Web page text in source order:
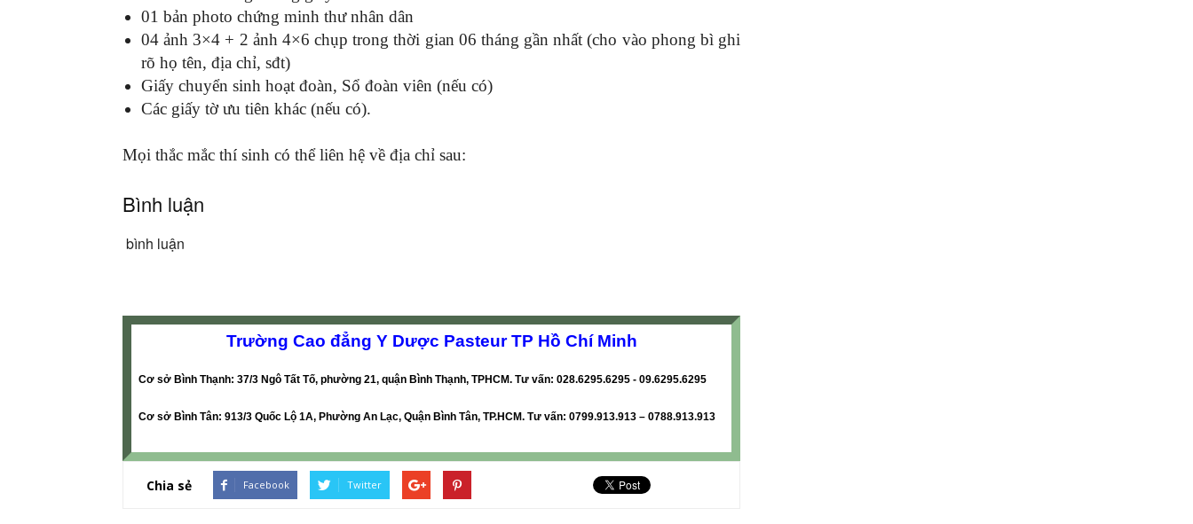
01 bản photo chứng minh thư nhân dân
04 ảnh 3×4 + 2 ảnh 4×6 chụp trong thời gian 06 tháng gần nhất (cho vào phong bì ghi
rõ họ tên, địa chỉ, sđt)
Giấy chuyển sinh hoạt đoàn, Sổ đoàn viên (nếu có)
Các giấy tờ ưu tiên khác (nếu có).
Mọi thắc mắc thí sinh có thể liên hệ về địa chỉ sau:
Bình luận
bình luận
Trường Cao đẳng Y Dược Pasteur TP Hồ Chí Minh
Cơ sở Bình Thạnh: 37/3 Ngô Tất Tố, phường 21, quận Bình Thạnh, TPHCM. Tư vấn: 028.6295.6295 - 09.6295.6295
Cơ sở Bình Tân: 913/3 Quốc Lộ 1A, Phường An Lạc, Quận Bình Tân, TP.HCM. Tư vấn: 0799.913.913 – 0788.913.913
Chia sẻ Facebook Twitter